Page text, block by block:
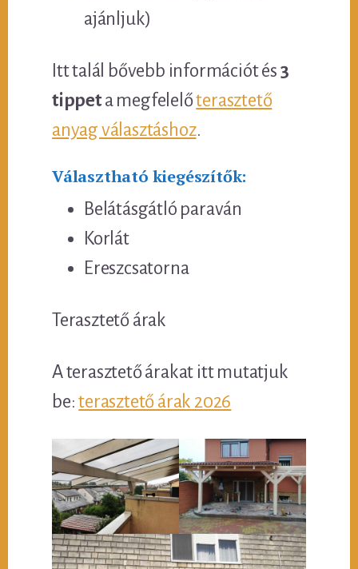
ajánljuk)
Itt talál bővebb információt és 3
tippeta megfelelőterasztető
anyag választáshoz.
Választható kiegészítők:
Belátásgátló paraván
Korlát
Ereszcsatorna
Terasztető árak
A terasztető árakat itt mutatjuk
be:terasztető árak 2026